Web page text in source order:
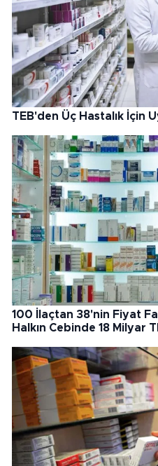
TEB'den Üç Hastalık İçin
100 İlaçtan 38'nin Fiyat
Halkın Cebinde 18 Milyar